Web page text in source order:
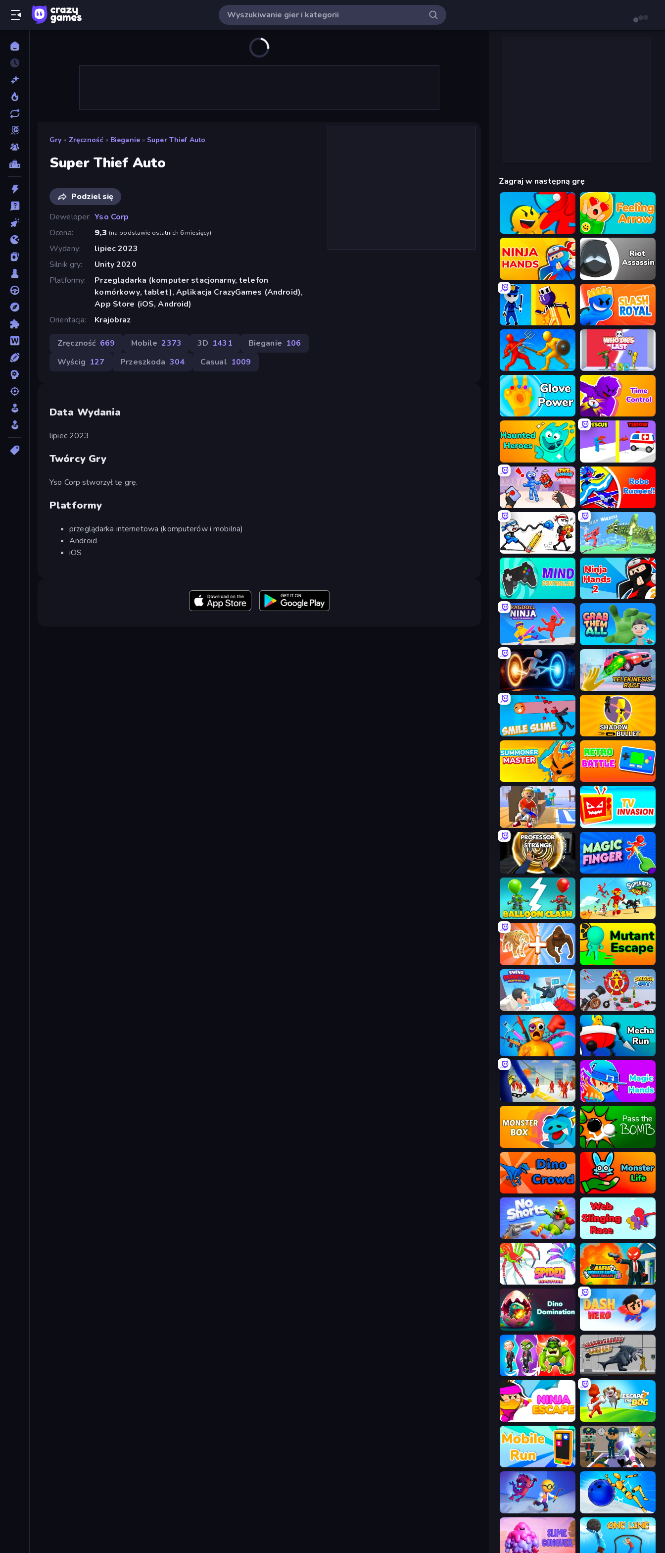
Gry » Zręczność » Bieganie » Super Thief Auto
Super Thief Auto
Podziel się
Deweloper Yso Corp
Ocena
9,3 (na podstawie ostatnich 6 miesięcy)
Wydany
lipiec 2023
Silnik gry
Unity 2020
Platformy
Przeglądarka (komputer stacjonarny, telefon
komórkowy, tablet), Aplikacja CrazyGames (Android),
App Store (iOS, Android)
Orientacja
Krajobraz
Zręczność 669 Mobile 2373 3D 1431 Bieganie 106
Wyścig 127 Przeszkoda 304 Casual 1009
Data Wydania
lipiec 2023
Twórcy Gry
Yso Corp stworzył tę grę.
Platformy
przeglądarka internetowa (komputerów i mobilna)
Android
iOS
Zagraj w następną grę
Riot Escape Feeling Arrow
Ninja Hands Riot Assassin
Slash Royal
Epic Sword Battle! Fight in Arena Who Dies Last?
Glove Power Time Control!
Haunted Heroes Rescue Throw
TNT Bomber Robo Runner
Doodle Smash Silly Walkers
Mind Controller Ninja Hands 2
Ragdoll Ninja: Imposter Hero Grab Them All
Portal Escape Telekinesis Race 3D
Smile Slime Shadow Bullet
Summoner Master Retro Battle
Blaster Pranks TV Invasion
Professor Strange Magic Finger 3D
Balloon Clash Superhero Race!
Animal DNA Run Mutant Escape
Swing Monster: Decisive Battle
Fun Ragdoll Challenge! Mecha Run
Slasher Magic Hands
Monster Box Pass The Bomb
Dino Crowd Monster Life
No Shorts Web Slinging Race
Spider Evolution: Runner Game Mafia Business Empire: Thief Escape
Dino Domination
Infection Town of Zombies Sharkosaurus Rampage
Ninja Escape Escape the Dog
Mobile Run Find The Alien
Bounce Out Playground Man! Ragdoll Show!